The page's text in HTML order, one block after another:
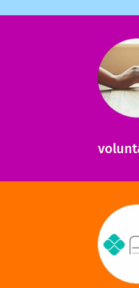
ajudar com certos
saiba
via PIX? Elas também
mantermos nossas